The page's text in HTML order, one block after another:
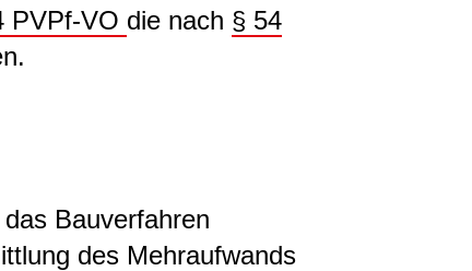
PVPf-VO die nach § 54
Bauverfahren
des Mehraufwands